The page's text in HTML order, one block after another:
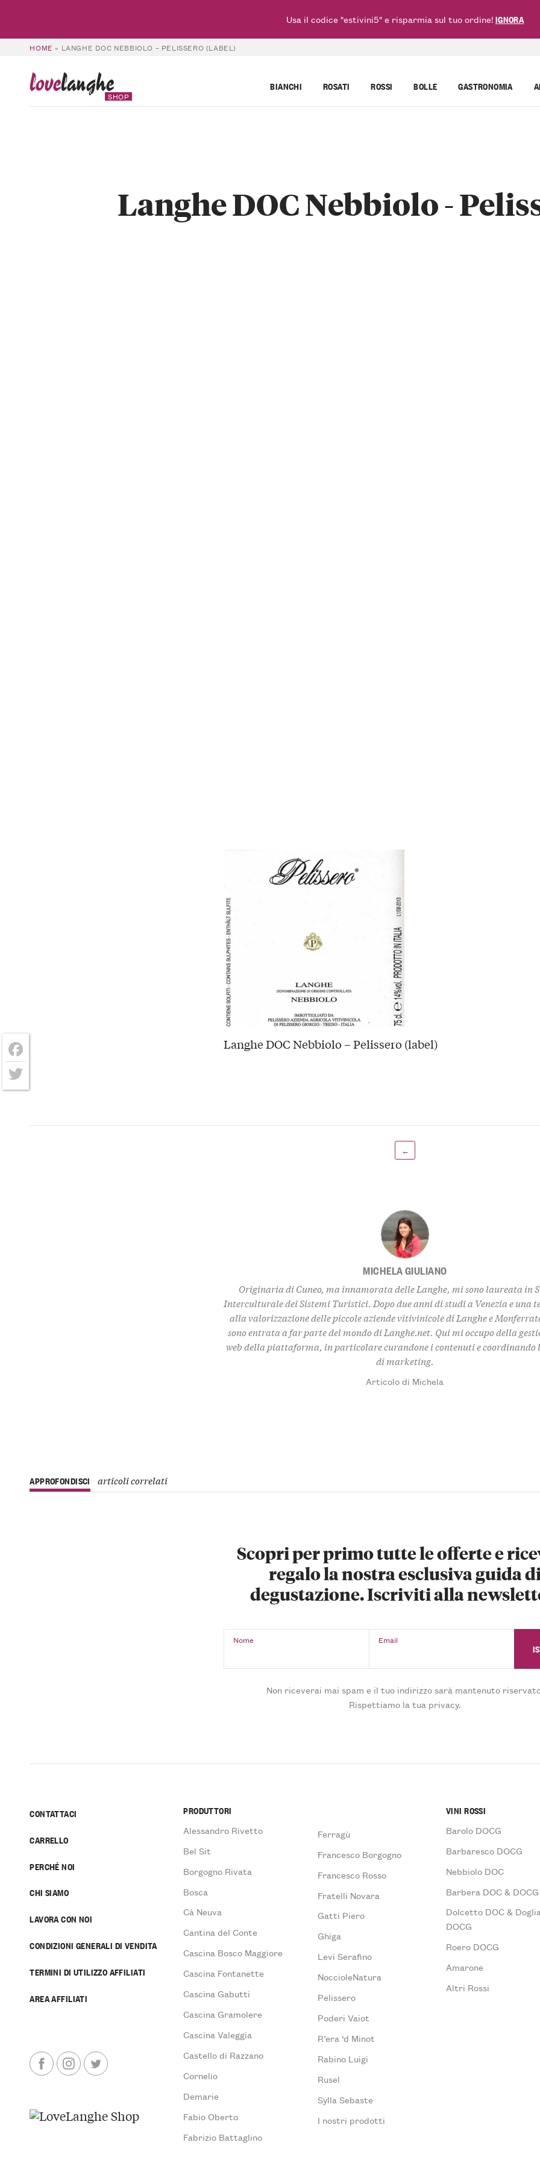
HOME » LANGHE DOC NEBBIOLO – PELISSERO (LABEL)
lovelanghe
SHOP
BIANCHI ROSATI ROSSI BOLLE GASTRONOMIA
Langhe DOC Nebbiolo -
Langhe DOC Nebbiolo – Pelissero (label)
←
MICHELA GIULIANO
Originaria di Cuneo, ma innamorata delle Langhe, mi sono laureata in
Interculturale dei Sistemi Turistici. Dopo due anni di studi a Venezia e una
alla valorizzazione delle piccole aziende vitivinicole di Langhe e
sono entrata a far parte del mondo di Langhe.net. Qui mi occupo della
web della piattaforma, in particolare curandone i contenuti e coordinando
di marketing.
Articolo di Michela
APPROFONDISCI articoli correlati
Scopri per primo tutte le offerte e
regalo la nostra esclusiva guida di
degustazione. Iscriviti alla
Nome Email
Non riceverai mai spam e il tuo indirizzo sarà mantenuto
Rispettiamo la tua privacy.
CONTATTACI
CARRELLO
PERCHÉ NOI
CHI SIAMO
LAVORA CON NOI
CONDIZIONI GENERALI DI VENDITA
TERMINI DI UTILIZZO AFFILIATI
AREA AFFILIATI
PRODUTTORI
Alessandro Rivetto
Bel Sit
Borgogno Rivata
Bosca
Cà Neuva
Cantina del Conte
Cascina Bosco Maggiore
Cascina Fontanette
Cascina Gabutti
Cascina Gramolere
Cascina Valeggia
Castello di Razzano
Cornelio
Demarie
Fabio Oberto
Fabrizio Battaglino
Ferragù
Francesco Borgogno
Francesco Rosso
Fratelli Novara
Gatti Piero
Ghiga
Levi Serafino
NoccioleNatura
Pelissero
Poderi Vaiot
R’era ‘d Minot
Rabino Luigi
Rusel
Sylla Sebaste
I nostri prodotti
VINI ROSSI
Barolo DOCG
Barbaresco DOCG
Nebbiolo DOC
Barbera DOC & DOCG
Dolcetto DOC &
DOCG
Roero DOCG
Amarone
Altri Rossi
Facebook
Twitter
Usa il codice "estivini5" e risparmia sul tuo ordine!IGNORA